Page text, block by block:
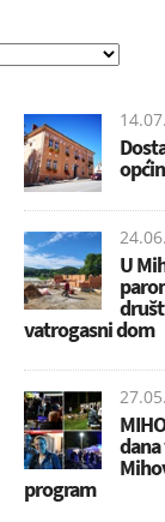
U
vatrogasni dom
dana
program